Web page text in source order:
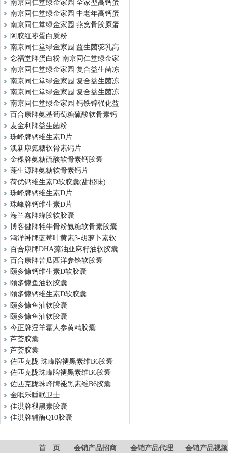
南京同仁堂绿金家园 全家型高钙蛋
南京同仁堂绿金家园 中老年高钙蛋
南京同仁堂绿金家园 燕窝骨胶原蛋
阿胶红枣蛋白质粉
南京同仁堂绿金家园 益生菌驼乳高
念福堂牌蛋白粉 南京同仁堂绿金家
南京同仁堂绿金家园 复合益生菌冻
南京同仁堂绿金家园 复合益生菌冻
南京同仁堂绿金家园 复合益生菌冻
南京同仁堂绿金家园 钙铁锌强化益
百合康牌氨基葡萄糖硫酸软骨素钙
麦金利牌益生菌粉
珠峰牌钙维生素D片
澳新康氨糖软骨素钙片
金稞牌氨糖硫酸软骨素钙胶囊
蓬生源牌氨糖软骨素钙片
荷优钙维生素D软胶囊(甜橙味)
珠峰牌钙维生素D片
珠峰牌钙维生素D片
海兰鑫牌蜂胶软胶囊
博客健牌牦牛骨粉氨糖软骨素胶囊
鸿洋神牌蓝莓叶黄素β-胡萝卜素软
百合康牌DHA藻油亚麻籽油软胶囊
百合康牌苦瓜西洋参铬软胶囊
颐多慷钙维生素D软胶囊
颐多慷鱼油软胶囊
颐多慷钙维生素D软胶囊
颐多慷鱼油软胶囊
颐多慷鱼油软胶囊
今正牌淫羊藿人参黄精胶囊
芦荟胶囊
芦荟胶囊
佐匹克陇 珠峰牌褪黑素维B6胶囊
佐匹克陇珠峰牌褪黑素维B6胶囊
佐匹克陇珠峰牌褪黑素维B6胶囊
金眠乐睡眠卫士
佳洪牌褪黑素胶囊
佳洪牌辅酶Q10胶囊
首 页 会销产品招商 会销产品代理 会销产品视频